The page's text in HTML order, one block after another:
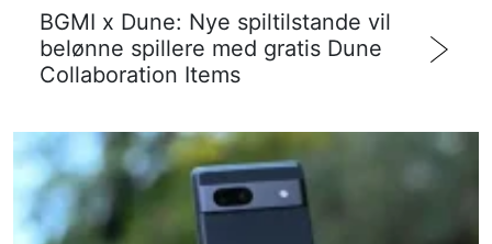
BGMI x Dune: Nye spiltilstande vil
belønne spillere med gratis Dune
Collaboration Items